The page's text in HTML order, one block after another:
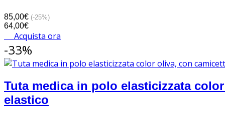
85,00€ (-25%)
64,00€
Acquista ora
-33%
Tuta medica in polo elasticizzata
elastico